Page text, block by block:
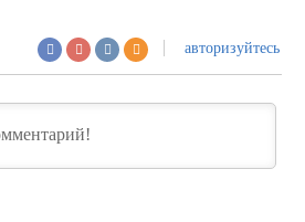
авторизуйтесь